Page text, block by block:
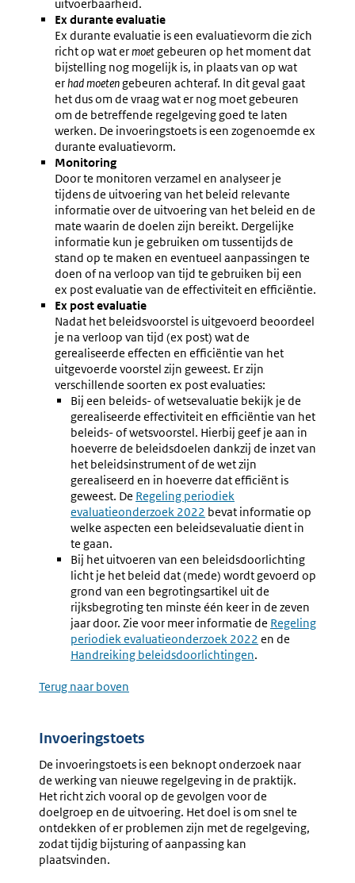
uitvoerbaarheid.
Ex durante evaluatie
Ex durante evaluatie is een evaluatievorm die zich
richt op wat ermoetgebeuren op het moment dat
bijstelling nog mogelijk is, in plaats van op wat
erhad moetengebeuren achteraf. In dit geval gaat
het dus om de vraag wat er nog moet gebeuren
om de betreffende regelgeving goed te laten
werken. De invoeringstoets is een zogenoemde ex
durante evaluatievorm.
Monitoring
Door te monitoren verzamel en analyseer je
tijdens de uitvoering van het beleid relevante
informatie over de uitvoering van het beleid en de
mate waarin de doelen zijn bereikt. Dergelijke
informatie kun je gebruiken om tussentijds de
stand op te maken en eventueel aanpassingen te
doen of na verloop van tijd te gebruiken bij een
ex post evaluatie van de effectiviteit en efficiëntie.
Ex post evaluatie
Nadat het beleidsvoorstel is uitgevoerd beoordeel
je na verloop van tijd (ex post) wat de
gerealiseerde effecten en efficiëntie van het
uitgevoerde voorstel zijn geweest. Er zijn
verschillende soorten ex post evaluaties:
Bij een beleids- of wetsevaluatie bekijk je de
gerealiseerde effectiviteit en efficiëntie van het
beleids- of wetsvoorstel. Hierbij geef je aan in
hoeverre de beleidsdoelen dankzij de inzet van
het beleidsinstrument of de wet zijn
gerealiseerd en in hoeverre dat efficiënt is
geweest. De Externe
link:
Regeling periodiek
evaluatieonderzoek 2022 bevat informatie op
welke aspecten een beleidsevaluatie dient in
te gaan.
Bij het uitvoeren van een beleidsdoorlichting
licht je het beleid dat (mede) wordt gevoerd op
grond van een begrotingsartikel uit de
rijksbegroting ten minste één keer in de zeven
jaar door. Zie voor meer informatie de Externe
link:
Regeling
periodiek evaluatieonderzoek 2022 en de
Handreiking beleidsdoorlichtingen.
Terug naar boven
Invoeringstoets
De invoeringstoets is een beknopt onderzoek naar
de werking van nieuwe regelgeving in de praktijk.
Het richt zich vooral op de gevolgen voor de
doelgroep en de uitvoering. Het doel is om snel te
ontdekken of er problemen zijn met de regelgeving,
zodat tijdig bijsturing of aanpassing kan
plaatsvinden.